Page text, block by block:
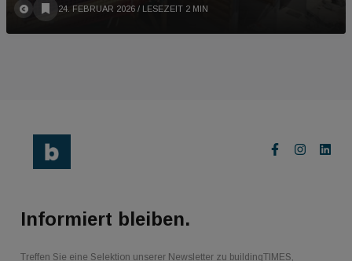
24. FEBRUAR 2026 / LESEZEIT 2 MIN
Informiert bleiben.
Treffen Sie eine Selektion unserer Newsletter zu buildingTIMES,